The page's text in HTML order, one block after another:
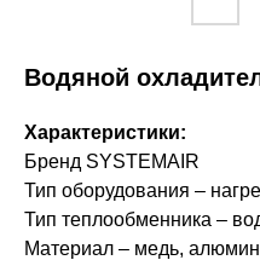
Водяной
Характеристики:
Бренд SYSTEMAIR
Тип оборудования –
Тип теплообменника –
Материал – медь,